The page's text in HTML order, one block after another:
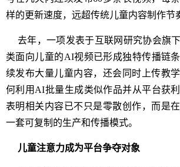
样的更新速度，远超传统儿童内容制作节
去年，一项发表于互联网研究协会旗
类面向儿童的AI视频已形成独特传播链
续发布大量儿童内容，还会同时上传教
何利用AI批量生成类似作品并从平台获
表明相关内容已不只是零散创作，而是
一套可复制的生产和传播模式。
儿童注意力成为平台争夺对象